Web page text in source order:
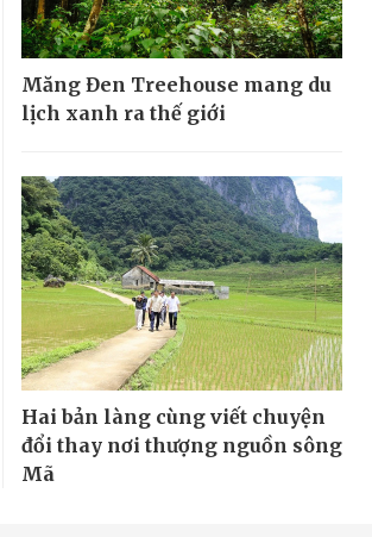
Măng Đen Treehouse mang du
lịch xanh ra thế giới
Hai bản làng cùng viết chuyện
đổi thay nơi thượng nguồn sông
Mã